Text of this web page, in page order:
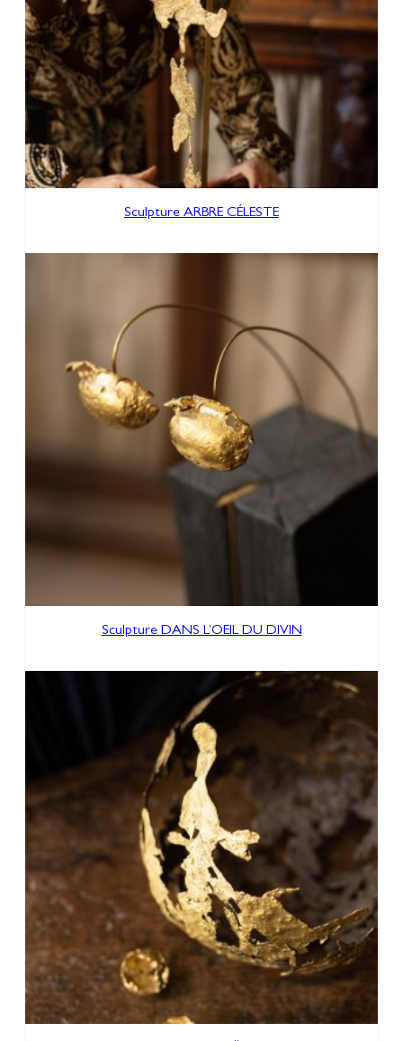
Sculpture ARBRE CÉLESTE
Sculpture DANS L’OEIL DU DIVIN